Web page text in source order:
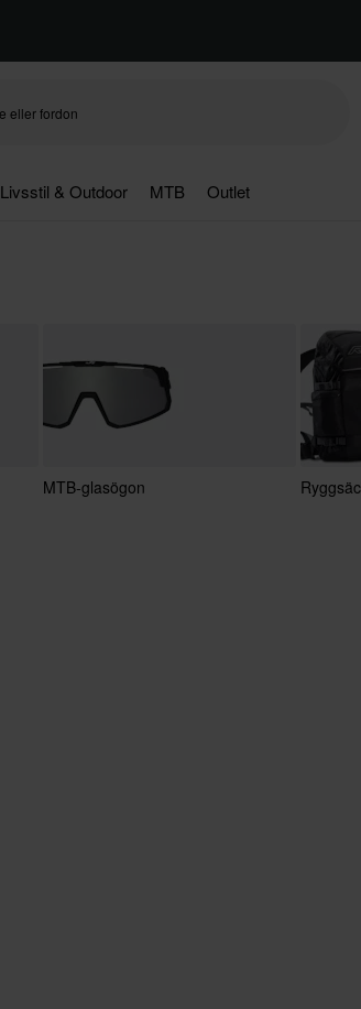
Livsstil & Outdoor MTB Outlet
MTB-glasögon